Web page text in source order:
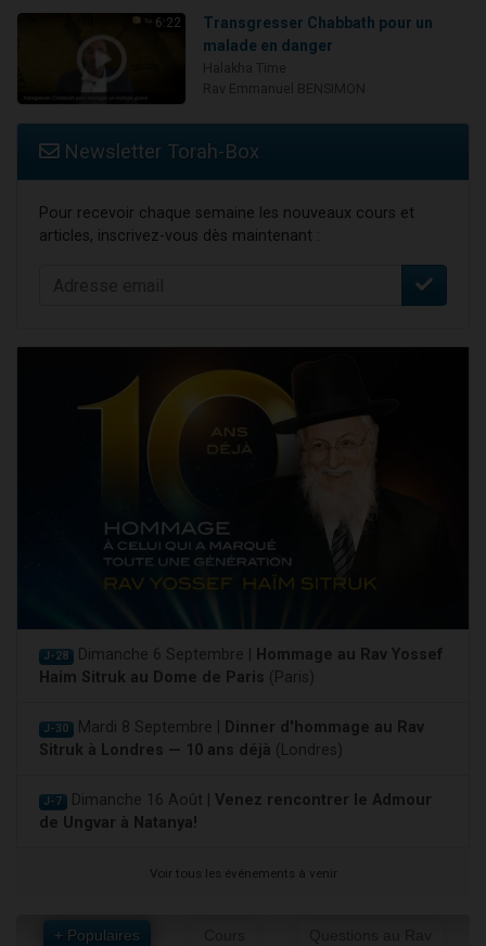
6:22
Transgresser Chabbath pour un
malade en danger
Newsletter Torah-Box
Pour recevoir chaque semaine les nouveaux cours et
articles, inscrivez-vous dès maintenant :
J-28 Dimanche 6 Septembre | Hommage au Rav Yossef
Haim Sitruk au Dome de Paris (Paris)
J-30 Mardi 8 Septembre | Dinner d'hommage au Rav
Sitruk à Londres — 10 ans déjà (Londres)
J-7 Dimanche 16 Août | Venez rencontrer le Admour
de Ungvar à Natanya!
Voir tous les événements à venir
+ Populaires